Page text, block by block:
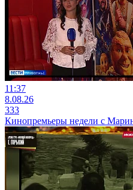
11:37
8.08.26
333
Кинопремьеры недели с